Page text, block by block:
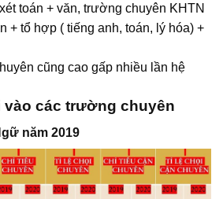
toán + văn, trường chuyên KHTN
+ tổ hợp ( tiếng anh, toán, lý hóa) +
cũng cao gấp nhiều lần hệ
vào các trường chuyên
năm 2019